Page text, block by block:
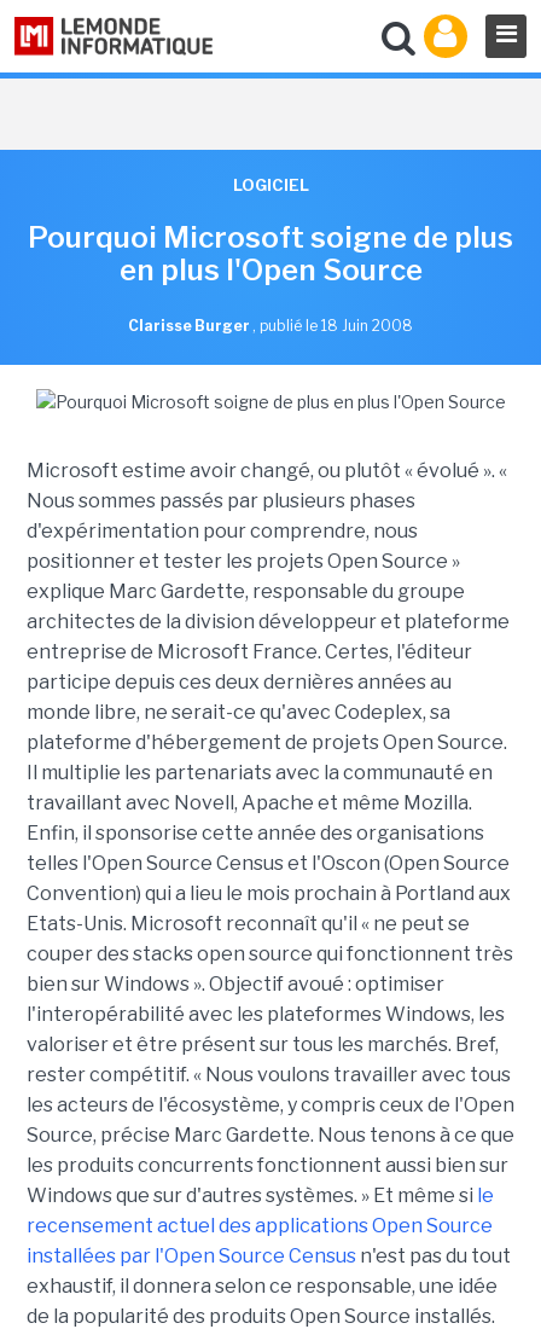
LOGICIEL
Pourquoi Microsoft soigne de plus
en plus l'Open Source
Clarisse Burger , publié le 18 Juin 2008
Microsoft estime avoir changé, ou plutôt « évolué ». «
Nous sommes passés par plusieurs phases
d'expérimentation pour comprendre, nous
positionner et tester les projets Open Source »
explique Marc Gardette, responsable du groupe
architectes de la division développeur et plateforme
entreprise de Microsoft France. Certes, l'éditeur
participe depuis ces deux dernières années au
monde libre, ne serait-ce qu'avec Codeplex, sa
plateforme d'hébergement de projets Open Source.
Il multiplie les partenariats avec la communauté en
travaillant avec Novell, Apache et même Mozilla.
Enfin, il sponsorise cette année des organisations
telles l'Open Source Census et l'Oscon (Open Source
Convention) qui a lieu le mois prochain à Portland aux
Etats-Unis. Microsoft reconnaît qu'il « ne peut se
couper des stacks open source qui fonctionnent très
bien sur Windows ». Objectif avoué : optimiser
l'interopérabilité avec les plateformes Windows, les
valoriser et être présent sur tous les marchés. Bref,
rester compétitif. « Nous voulons travailler avec tous
les acteurs de l'écosystème, y compris ceux de l'Open
Source, précise Marc Gardette. Nous tenons à ce que
les produits concurrents fonctionnent aussi bien sur
Windows que sur d'autres systèmes. » Et même si le
recensement actuel des applications Open Source
installées par l'Open Source Census n'est pas du tout
exhaustif, il donnera selon ce responsable, une idée
de la popularité des produits Open Source installés.